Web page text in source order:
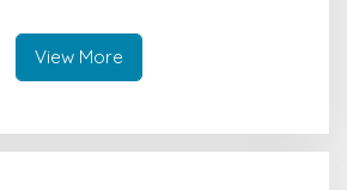
View More